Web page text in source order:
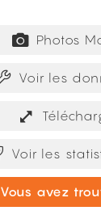
Photos
Voir les
Voir les
Vous avez